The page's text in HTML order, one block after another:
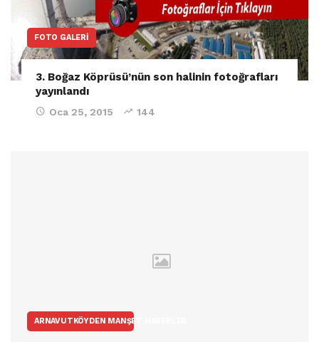
FOTO GALERI
3. Boğaz Köprüsü’nün son halinin fotoğrafları
yayınlandı
Oca 25, 2015 144
ARNAVUTKÖYDEN MANŞET HABERLER